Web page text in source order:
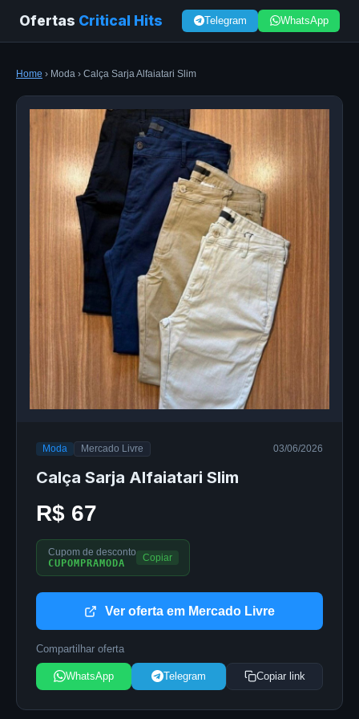
Ofertas Critical Hits Telegram WhatsApp
Home › Moda › Calça Sarja Alfaiatari Slim
Moda Mercado Livre 03/06/2026
Calça Sarja Alfaiatari Slim
R$ 67
Cupom de desconto
CUPOMPRAMODA
Copiar
Ver oferta em Mercado Livre
Compartilhar oferta
WhatsApp Telegram Copiar link